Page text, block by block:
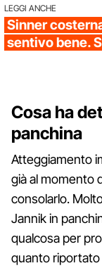
LEGGI ANCHE
Sinner
sentivo bene.
Cosa ha
panchina
Atteggiamento
già al momento
consolarlo.
Jannik in
qualcosa per
quanto riportato